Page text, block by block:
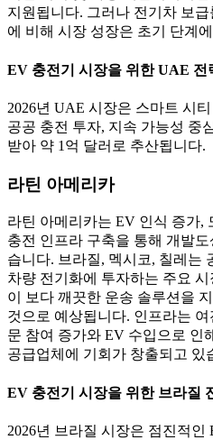
지원됩니다. 그러나 전기차 보
에 비해 시장 성장은 초기 단계
EV 충전기 시장을 위한 UAE 전
2026년 UAE 시장은 스마트 시
공공 충전 투자, 지속 가능성 중
받아 약 1억 달러로 추산됩니다.
라틴 아메리카
라틴 아메리카는 EV 인식 증가,
충전 인프라 구축을 통해 개발
습니다. 브라질, 멕시코, 칠레는
차량 전기화에 투자하는 주요
이 보다 깨끗한 운송 솔루션을
것으로 예상됩니다. 인프라는
문 참여 증가와 EV 수입으로 인
공급업체에 기회가 창출되고 있
EV 충전기 시장을 위한 브라질
2026년 브라질 시장은 점진적